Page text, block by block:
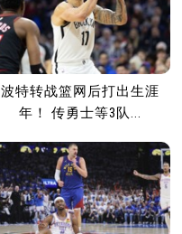
波特转战篮网后打出生涯
年！ 传勇士等3队...